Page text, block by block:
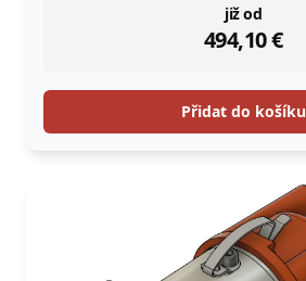
již od
494,10€
instock
Přidat do košíku